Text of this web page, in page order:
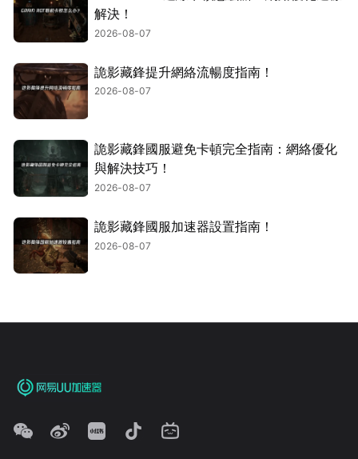
解決！
2026-08-07
詭影藏鋒提升網絡流暢度指南！
2026-08-07
詭影藏鋒國服避免卡頓完全指南：網絡優化
與解決技巧！
2026-08-07
詭影藏鋒國服加速器設置指南！
2026-08-07